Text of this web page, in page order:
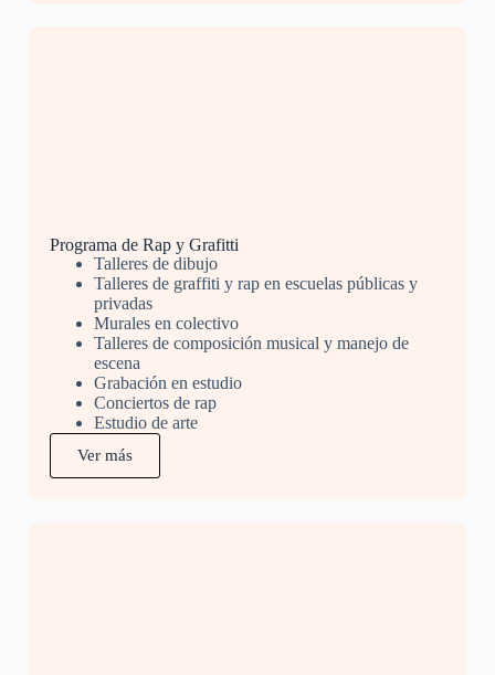
Programa de Rap y Grafitti
Talleres de dibujo
Talleres de graffiti y rap en escuelas públicas y
privadas
Murales en colectivo
Talleres de composición musical y manejo de
escena
Grabación en estudio
Conciertos de rap
Estudio de arte
Ver más